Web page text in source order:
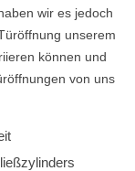
wir es jedoch
unserem
können und
von uns